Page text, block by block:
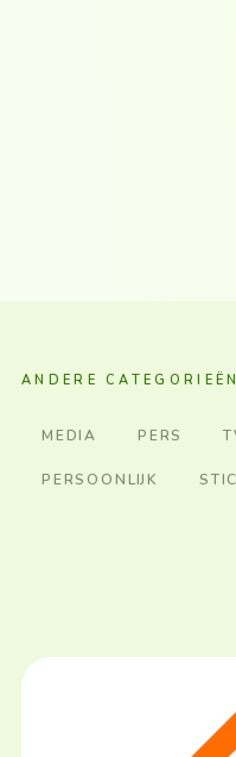
ANDERE CATEGORIEËN
MEDIA PERS
PERSOONLIJK